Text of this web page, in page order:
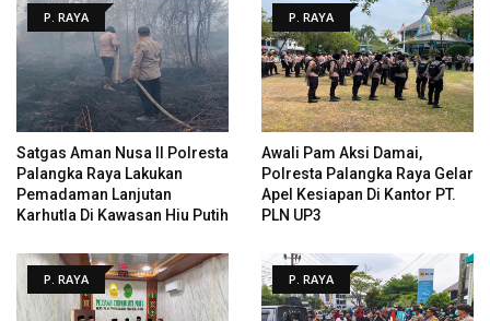
P. RAYA
Satgas Aman Nusa II Polresta
Palangka Raya Lakukan
Pemadaman Lanjutan
Karhutla Di Kawasan Hiu Putih
P. RAYA
Awali Pam Aksi Damai,
Polresta Palangka Raya Gelar
Apel Kesiapan Di Kantor PT.
PLN UP3
P. RAYA P. RAYA